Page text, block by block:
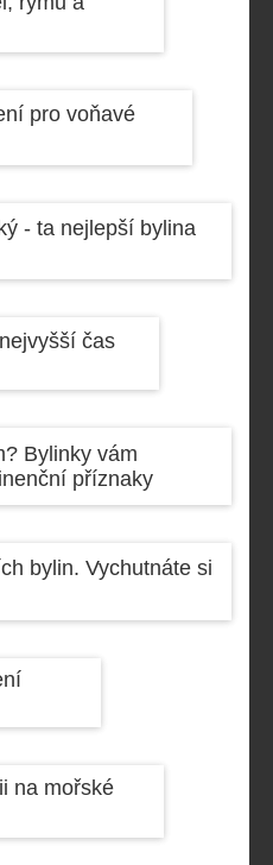
pro voňavé
- ta nejlepší bylina
čas
Bylinky vám
příznaky
bylin. Vychutnáte si
na mořské